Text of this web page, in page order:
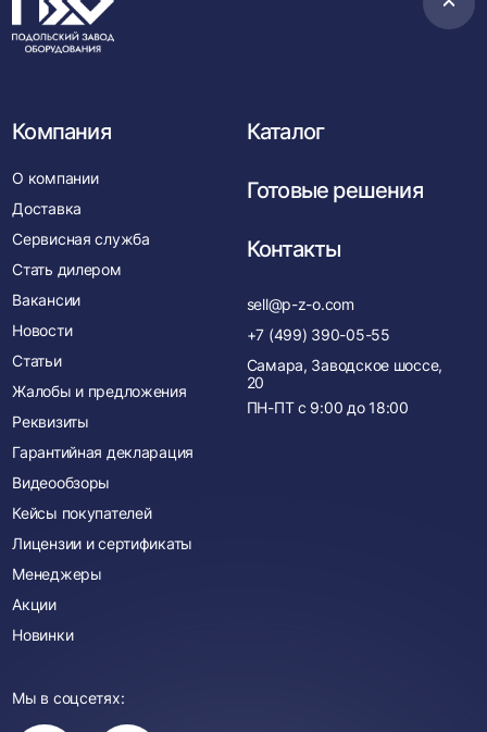
в
Компания
О компании
Доставка
Сервисная служба
Стать дилером
Вакансии
Новости
Статьи
Жалобы и предложения
Реквизиты
Гарантийная декларация
Видеообзоры
Кейсы покупателей
Лицензии и сертификаты
Менеджеры
Акции
Новинки
Каталог
Готовые решения
Контакты
sell@p-z-o.com
+7 (499) 390-05-55
Самара, Заводское шоссе,
20
ПН-ПТ с 9:00 до 18:00
Мы в соцсетях: